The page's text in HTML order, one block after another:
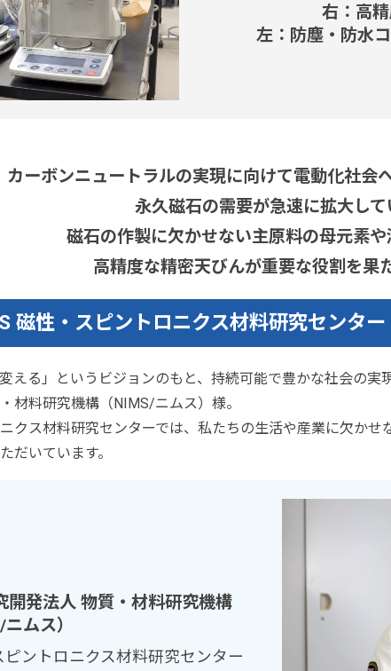
右：高
左：防塵・防水
カーボンニュートラルの実現に向けて電動化社会
永久磁石の需要が急速に拡大して
磁石の作製に欠かせない主原料の母元素や
高精度な精密天びんが重要な役割を果
磁性・スピントロニクス材料研究センタ
変える」というビジョンのもと、持続可能で豊かな社会の
材料研究機構（NIMS/ニムス）様。
クス材料研究センターでは、私たちの生活や産業に欠か
だいています。
開発法人 物質・材料研究機構
ニムス）
ピントロニクス材料研究センター